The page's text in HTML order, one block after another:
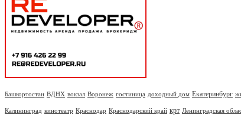
Башкортостан ВДНХ вокзал Воронеж гостиница доходный дом Екатеринбург
Калининград кинотеатр Краснодар Краснодарский край крт Ленинградская